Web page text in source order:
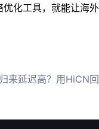
化工具，就能让海
迟高？用HiCN回国加速器一